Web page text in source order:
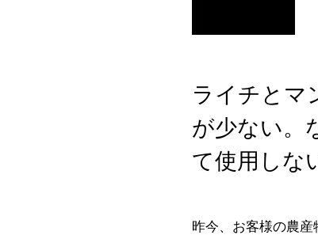
ライチとマ
が少ない。
て使用しな
昨今、お客様の農